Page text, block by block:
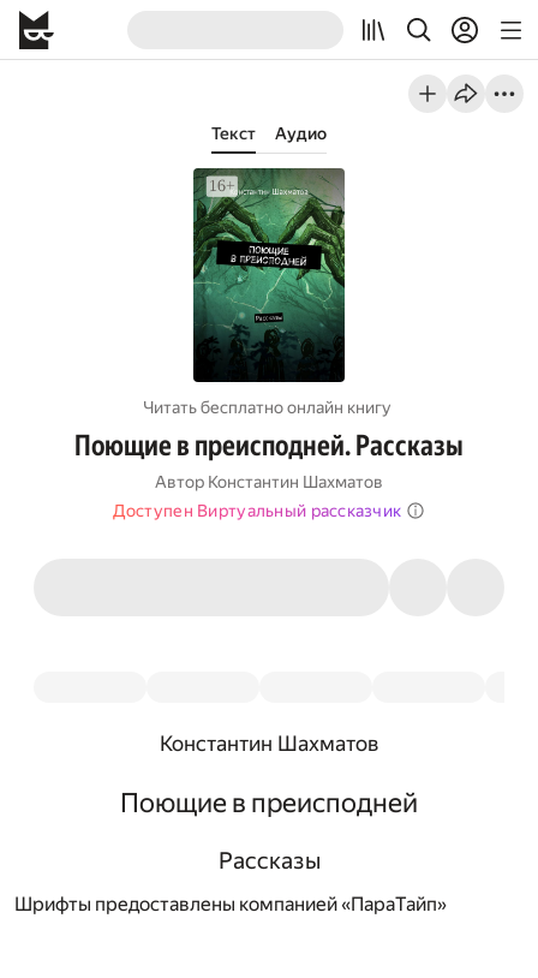
Текст Аудио
Читать бесплатно онлайн книгу
Поющие в преисподней. Рассказы
Автор Константин Шахматов
Доступен Виртуальный рассказчик
Константин Шахматов
Поющие в преисподней
Рассказы
Шрифты предоставлены компанией «ПараТайп»